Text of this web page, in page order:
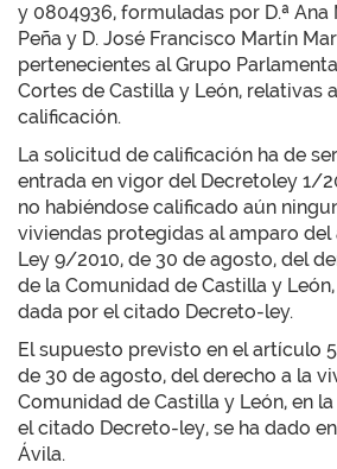
y 0804936, formuladas por D.ª Ana
Peña y D. José Francisco Martín
pertenecientes al Grupo
Cortes de Castilla y León, relativas
calificación.
La solicitud de calificación ha de
entrada en vigor del Decretoley 1/
no habiéndose calificado aún
viviendas protegidas al amparo
Ley 9/2010, de 30 de agosto, del
de la Comunidad de Castilla y
dada por el citado Decreto-ley.
El supuesto previsto en el artículo
de 30 de agosto, del derecho a la
Comunidad de Castilla y León, en
el citado Decreto-ley, se ha dado
Ávila.